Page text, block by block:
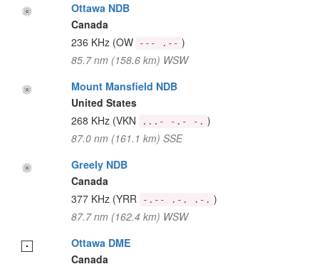
Ottawa NDB
Canada
236 KHz (OW --- .-- )
85.7 nm (158.6 km) WSW
Mount Mansfield NDB
United States
268 KHz (VKN ...- -.- -. )
87.0 nm (161.1 km) SSE
Greely NDB
Canada
377 KHz (YRR -.-- .-. .-. )
87.7 nm (162.4 km) WSW
Ottawa DME
Canada